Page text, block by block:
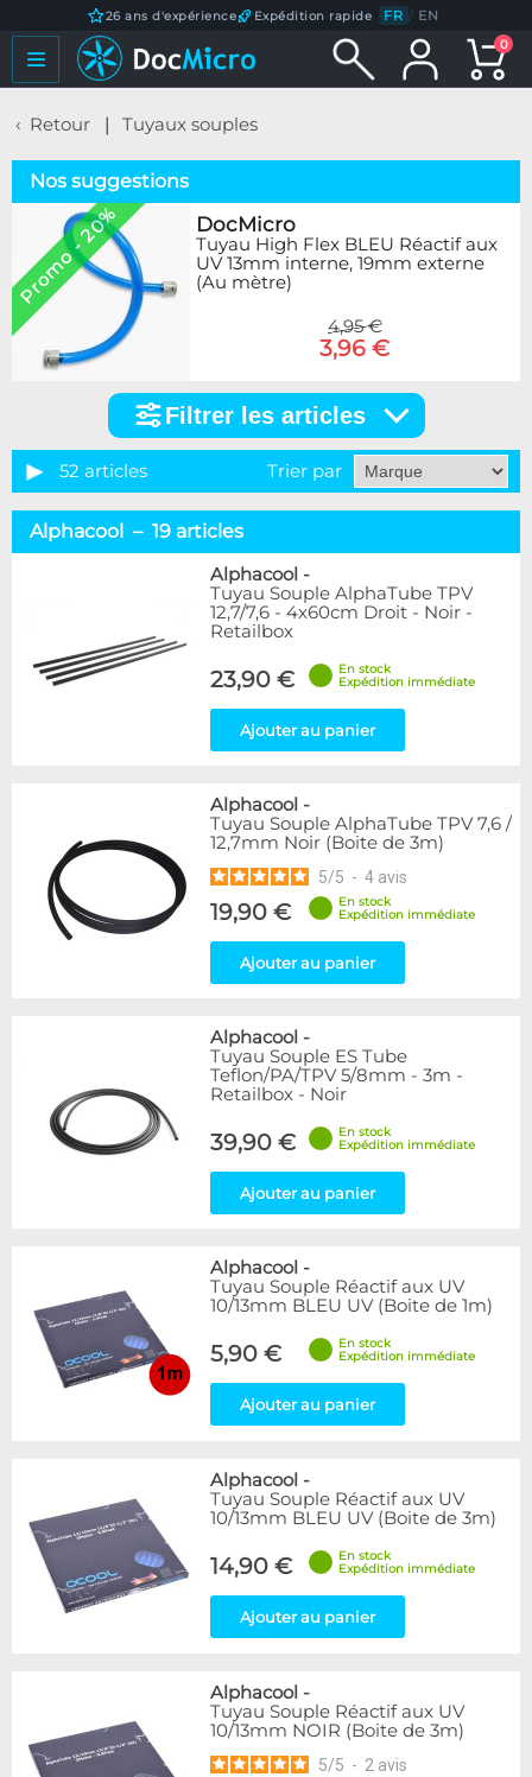
26 ans d'expérience Expédition rapide FR / EN
0
Retour Tuyaux souples
Nos suggestions
Promo - 20% DocMicro
Tuyau High Flex BLEU Réactif aux
UV 13mm interne, 19mm externe
(Au mètre)
4,95 €
3,96 €
articles
Catégorie
8/10mm
3
21
7
12/16mm
13/19mm
9
10
5
MasterKleer
Mayhems
9
Tygon
4
XSPC
2
6
1
Transparent
18
Vert
Disponibilité / Promotions
Appliquer
Filtrer les articles
52 articles Trier par
Alphacool – 19 articles
Alphacool -
Tuyau Souple AlphaTube TPV
12,7/7,6 - 4x60cm Droit - Noir -
Retailbox
23,90 €
En stock
Expédition immédiate
Ajouter au panier
Alphacool -
Tuyau Souple AlphaTube TPV 7,6 /
12,7mm Noir (Boite de 3m)
5/5 - 4 avis
19,90 €
En stock
Expédition immédiate
Ajouter au panier
Alphacool -
Tuyau Souple ES Tube
Teflon/PA/TPV 5/8mm - 3m -
Retailbox - Noir
39,90 €
En stock
Expédition immédiate
Ajouter au panier
Alphacool -
Tuyau Souple Réactif aux UV
10/13mm BLEU UV (Boite de 1m)
5,90 €
En stock
Expédition immédiate
Ajouter au panier
Alphacool -
Tuyau Souple Réactif aux UV
10/13mm BLEU UV (Boite de 3m)
14,90 €
En stock
Expédition immédiate
Ajouter au panier
Alphacool -
Tuyau Souple Réactif aux UV
10/13mm NOIR (Boite de 3m)
5/5 - 2 avis